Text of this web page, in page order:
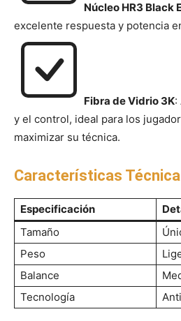
Núcleo HR3 Black
excelente respuesta y potencia
Fibra de Vidrio 3K:
y el control, ideal para los
maximizar su técnica.
Características
Especificación
Tamaño
Peso
Balance
Tecnología